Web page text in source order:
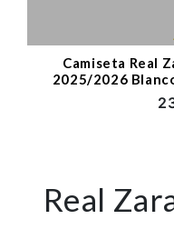
Camiseta Real
2025/2026
Real